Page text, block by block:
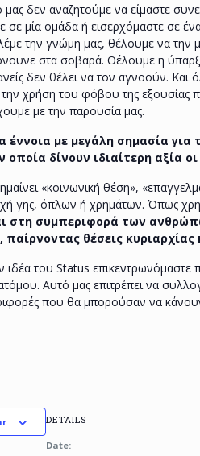
μας δεν αναζητούμε να είμαστε
σε μία ομάδα ή εισερχόμαστε σε
την γνώμη μας, θέλουμε να την
στα σοβαρά. Θέλουμε η
δεν θέλει να τον αγνοούν. Και
την χρήση του φόβου της εξουσίας
με την παρουσία μας.
έννοια με μεγάλη σημασία για
οποία δίνουν ιδιαίτερη αξία
«κοινωνική θέση»,
γης, όπλων ή χρημάτων. Όπως
στη συμπεριφορά των
παίρνοντας θέσεις
ιδέα του Status επικεντρωνόμαστε
Αυτό μας επιτρέπει να
που θα μπορούσαν να
DETAILS
Date: